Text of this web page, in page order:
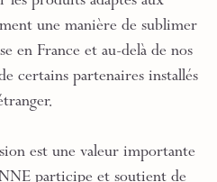
une manière de sublimer
en France et au-delà de nos
certains partenaires installés
est une valeur importante
participe et soutient de